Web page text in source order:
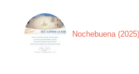
Nochebuena (2025)